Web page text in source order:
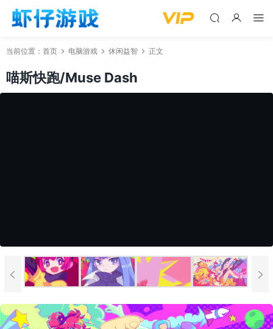
当前位置： 首页 电脑游戏 休闲益智 正文
喵斯快跑/Muse Dash